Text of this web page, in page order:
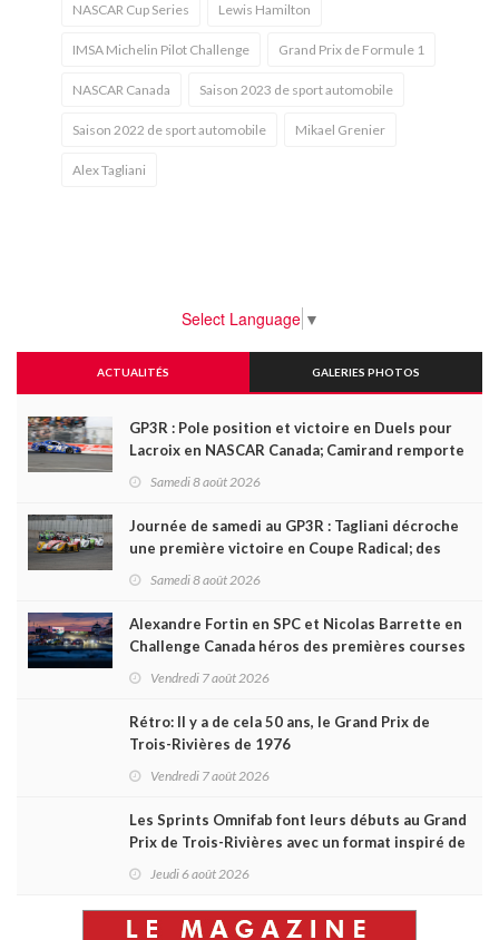
NASCAR Cup Series Lewis Hamilton
IMSA Michelin Pilot Challenge Grand Prix de Formule 1
NASCAR Canada Saison 2023 de sport automobile
Saison 2022 de sport automobile Mikael Grenier
Alex Tagliani
Select Language ▼
ACTUALITÉS GALERIES PHOTOS
GP3R : Pole position et victoire en Duels pour
Lacroix en NASCAR Canada; Camirand remporte
Samedi 8 août 2026
Journée de samedi au GP3R : Tagliani décroche
une première victoire en Coupe Radical; des
Samedi 8 août 2026
Alexandre Fortin en SPC et Nicolas Barrette en
Challenge Canada héros des premières courses
Vendredi 7 août 2026
Rétro: Il y a de cela 50 ans, le Grand Prix de
Trois-Rivières de 1976
Vendredi 7 août 2026
Les Sprints Omnifab font leurs débuts au Grand
Prix de Trois-Rivières avec un format inspiré de
Jeudi 6 août 2026